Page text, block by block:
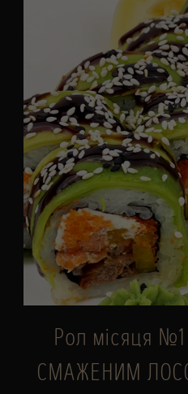
Рол місяця
СМАЖЕНИМ